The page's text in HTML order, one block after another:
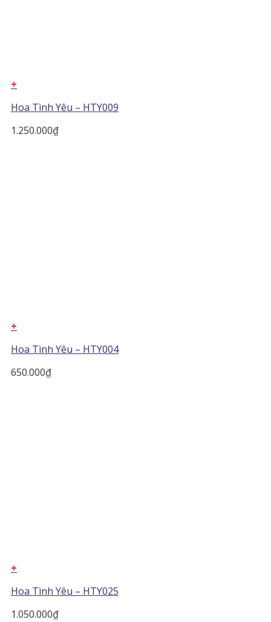
+
Hoa Tình Yêu – HTY009
1.250.000₫
+
Hoa Tình Yêu – HTY004
650.000₫
+
Hoa Tình Yêu – HTY025
1.050.000₫